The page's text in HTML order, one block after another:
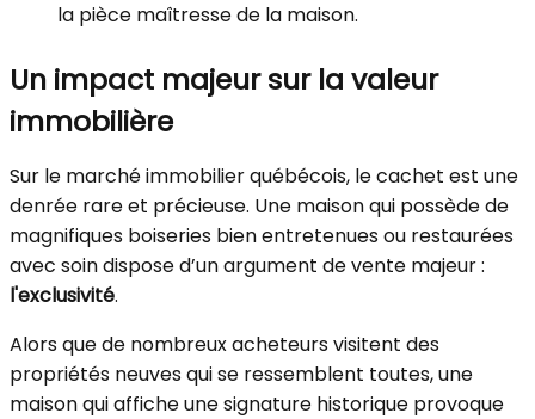
la pièce maîtresse de la maison.
Un impact majeur sur la valeur
immobilière
Sur le marché immobilier québécois, le cachet est une
denrée rare et précieuse. Une maison qui possède de
magnifiques boiseries bien entretenues ou restaurées
avec soin dispose d’un argument de vente majeur :
l'exclusivité.
Alors que de nombreux acheteurs visitent des
propriétés neuves qui se ressemblent toutes, une
maison qui affiche une signature historique provoque